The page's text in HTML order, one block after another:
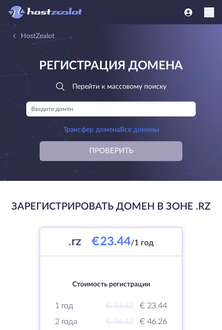
HostZealot
РЕГИСТРАЦИЯ ДОМЕНА
Перейти к массовому поиску
Трансфер домена Все домены
ПРОВЕРИТЬ
ЗАРЕГИСТРИРОВАТЬ ДОМЕН В ЗОНЕ .RZ
.rz €23.44/1 год
Стоимость регистрации
1 год € 23.52
€ 23.44
2 года
€ 46.42
€ 46.26